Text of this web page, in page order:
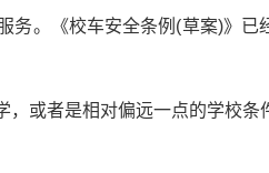
。《校车安全条例(草案)》已
或者是相对偏远一点的学校条